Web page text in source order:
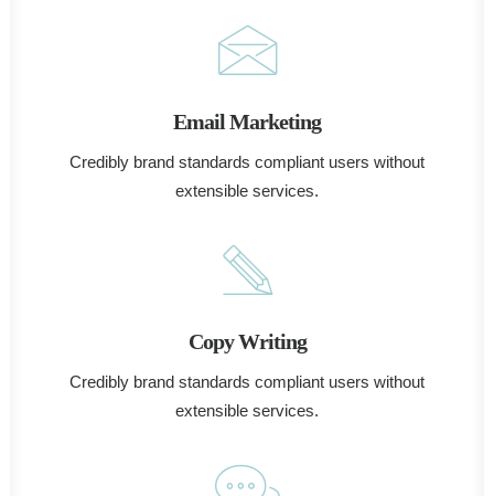
Email Marketing
Credibly brand standards compliant users without
extensible services.
Copy Writing
Credibly brand standards compliant users without
extensible services.